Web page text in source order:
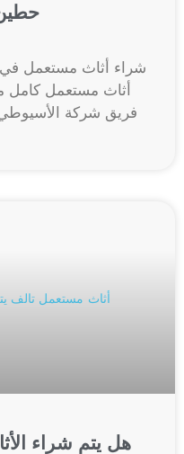
شراء أثاث مستعمل
أثاث مستعمل
فريق شركة
هل يتم شراء